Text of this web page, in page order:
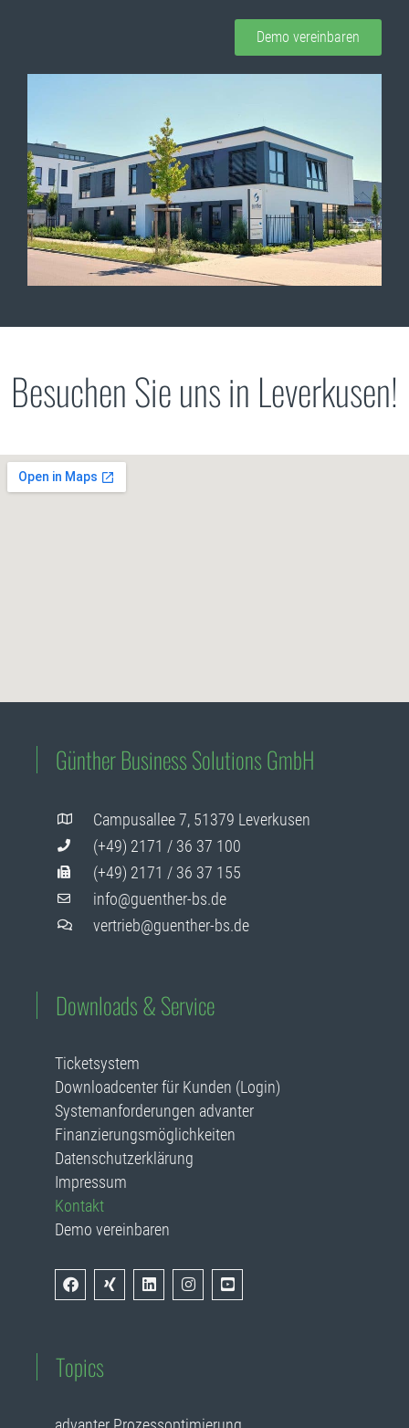
Demo vereinbaren
Besuchen Sie uns in Leverkusen!
Günther Business Solutions GmbH
Campusallee 7, 51379 Leverkusen
(+49) 2171 / 36 37 100
(+49) 2171 / 36 37 155
info@guenther-bs.de
vertrieb@guenther-bs.de
Downloads & Service
Ticketsystem
Downloadcenter für Kunden (Login)
Systemanforderungen advanter
Finanzierungsmöglichkeiten
Datenschutzerklärung
Impressum
Kontakt
Demo vereinbaren
Topics